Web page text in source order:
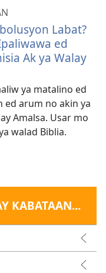
Labat?
ed
Ak ya Walay
ya matalino ed
ed arum no akin ya
Amalsa. Usar mo
walad Biblia.
KABATAAN...